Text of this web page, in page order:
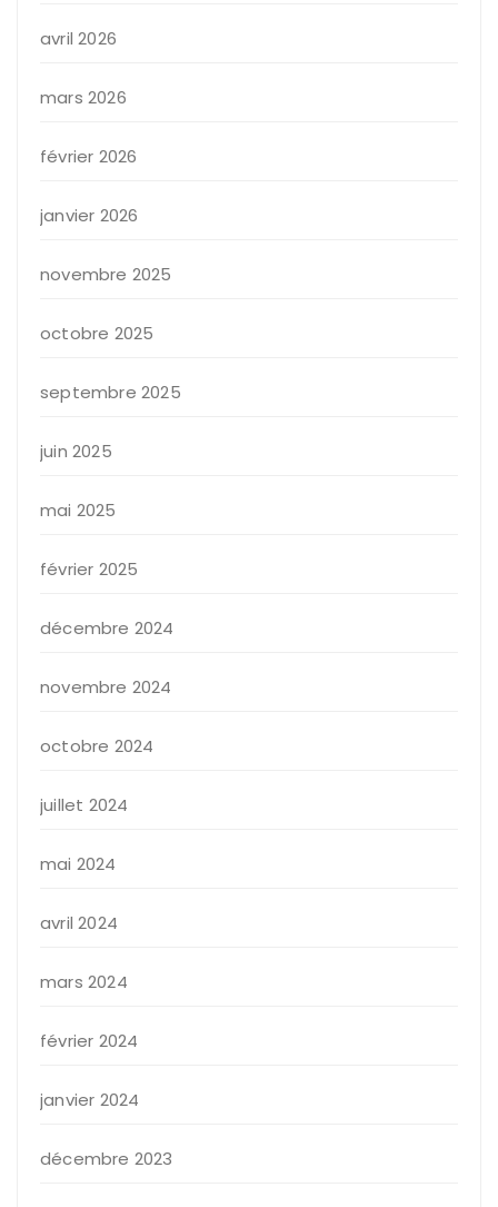
avril 2026
mars 2026
février 2026
janvier 2026
novembre 2025
octobre 2025
septembre 2025
juin 2025
mai 2025
février 2025
décembre 2024
novembre 2024
octobre 2024
juillet 2024
mai 2024
avril 2024
mars 2024
février 2024
janvier 2024
décembre 2023